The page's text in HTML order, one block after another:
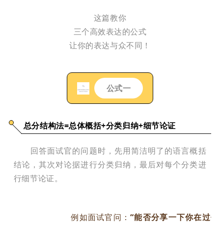
这篇教你
三个高效表达的公式
让你的表达与众不同！
公式一
总分结构法=总体概括+分类归纳+细节论证
回答面试官的问题时，先用简洁明了的语言概括
结论，其次对论据进行分类归纳，最后对每个分类进
行细节论证。
例如面试官问：“能否分享一下你在过